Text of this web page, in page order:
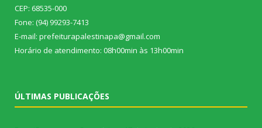
CEP: 68535-000
Fone: (94) 99293-7413
E-mail: prefeiturapalestinapa@gmail.com
Horário de atendimento: 08h00min às 13h00min
ÚLTIMAS PUBLICAÇÕES